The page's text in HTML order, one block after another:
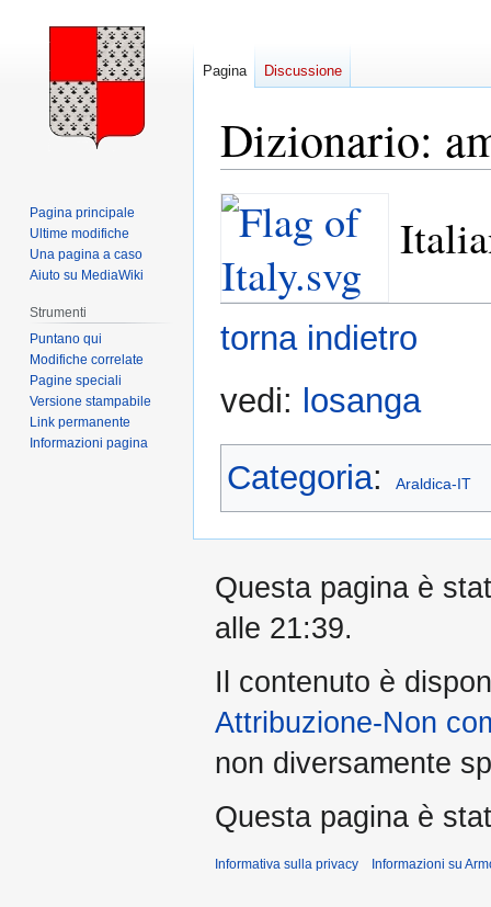
Dizionario:
Vai
navigazione
Vai
torna indietro
vedi: losanga
Categoria: Araldica-IT
Pagina Discussione
Pagina principale
Ultime modifiche
Una pagina a caso
Aiuto su MediaWiki
Strumenti
Puntano qui
Modifiche correlate
Pagine speciali
Versione stampabile
Link permanente
Informazioni pagina
Questa pagina è
alle 21:39.
Il contenuto è
Attribuzione-Non
non diversamente
Questa pagina è
Informativa sulla privacy Informazioni su